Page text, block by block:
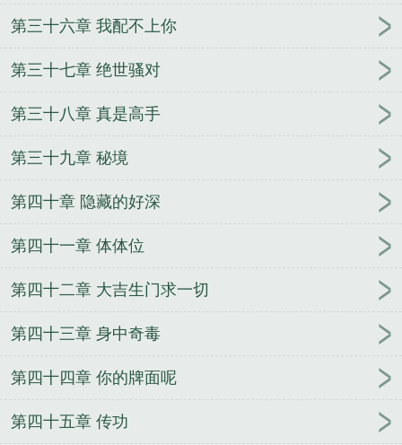
第三十六章 我配不上你
第三十七章 绝世骚对
第三十八章 真是高手
第三十九章 秘境
第四十章 隐藏的好深
第四十一章 体体位
第四十二章 大吉生门求一切
第四十三章 身中奇毒
第四十四章 你的牌面呢
第四十五章 传功